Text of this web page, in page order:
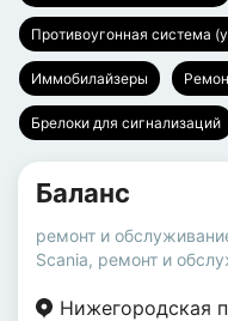
Противоугонная система
Иммобилайзеры
Брелоки для сигнализаций
Баланс
ремонт и
Scania, ремонт и
Нижегородская